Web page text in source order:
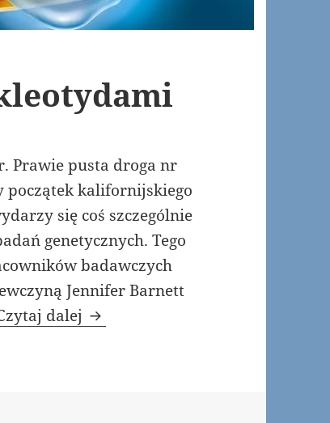
Prawie pusta droga nr
początek kalifornijskiego
się coś szczególnie
genetycznych. Tego
badawczych
Jennifer Barnett
dalej Tańczący z oligonukleotydami